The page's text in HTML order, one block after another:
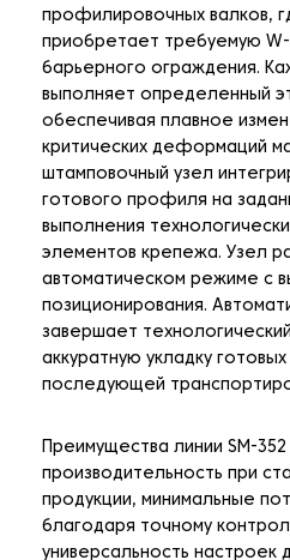
профилировочных валков,
приобретает требуемую
барьерного ограждения.
выполняет определенный
обеспечивая плавное
критических деформаций
штамповочный узел
готового профиля на
выполнения
элементов крепежа. Узел
автоматическом режиме с
позиционирования.
завершает
аккуратную укладку
последующей
Преимущества линии SM-
производительность при
продукции, минимальные
благодаря точному
универсальность настроек